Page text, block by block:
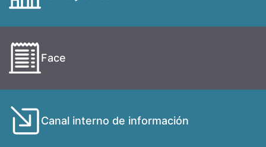
Face
Canal interno de información